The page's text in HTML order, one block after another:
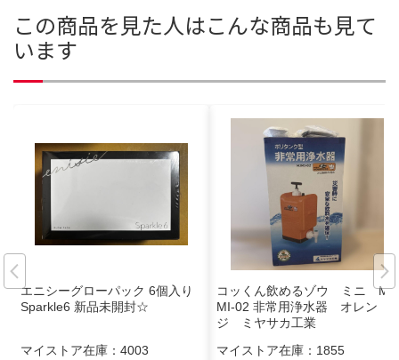
この商品を見た人はこんな商品も見て
います
エニシーグローパック 6個入り
Sparkle6 新品未開封☆
マイストア在庫： 4003
コッくん飲めるゾウ ミニ MJ
MI-02 非常用浄水器 オレン
ジ ミヤサカ工業
マイストア在庫： 1855